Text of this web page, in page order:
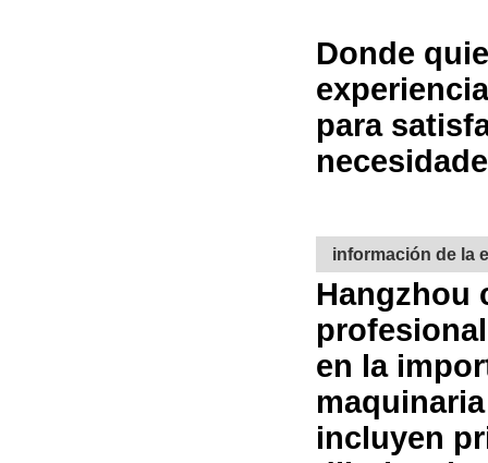
Donde
para
información de la
Hangzhou
en la
incluyen